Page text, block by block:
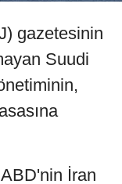
gazetesinin
Suudi
İran